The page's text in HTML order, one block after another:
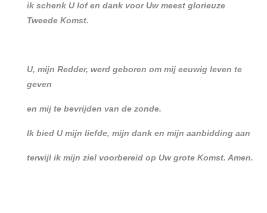
ik schenk U lof en dank voor Uw meest glorieuze
Tweede Komst.
U, mijn Redder, werd geboren om mij eeuwig leven te
geven
en mij te bevrijden van de zonde.
Ik bied U mijn liefde, mijn dank en mijn aanbidding aan
terwijl ik mijn ziel voorbereid op Uw grote Komst. Amen.